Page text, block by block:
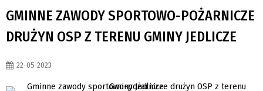
GMINNE ZAWODY SPORTOWO-POŻARNICZE
DRUŻYN OSP Z TERENU GMINY JEDLICZE
22-05-2023